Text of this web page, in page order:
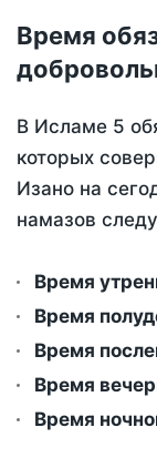
Время
В Исламе 5
которых
Изано на
намазов
Время
Время
Время
Время
Время